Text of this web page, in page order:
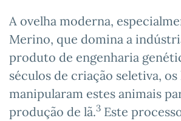
A ovelha moderna,
Merino, que domina a
produto de engenharia
séculos de criação seletiva,
manipularam estes animais
produção de lã.3 Este